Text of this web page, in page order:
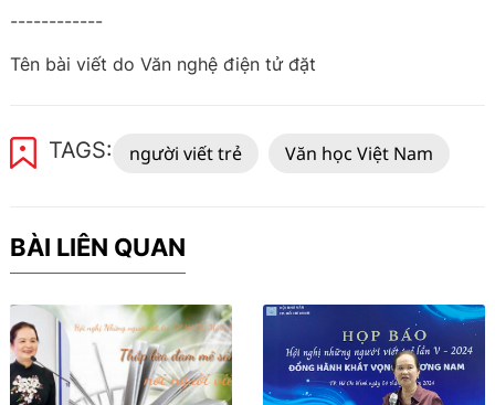
------------
Tên bài viết do Văn nghệ điện tử đặt
TAGS: người viết trẻ Văn học Việt Nam
BÀI LIÊN QUAN